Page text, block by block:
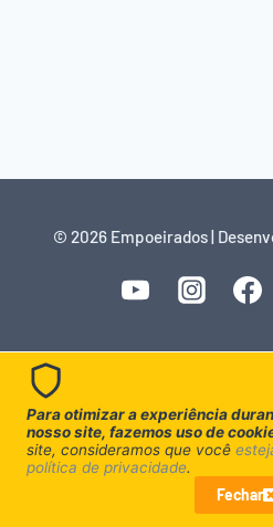
© 2026 Empoeirados |
Para otimizar a experiência
nosso site, fazemos uso de
site, consideramos que você
política de privacidade.
Fechar